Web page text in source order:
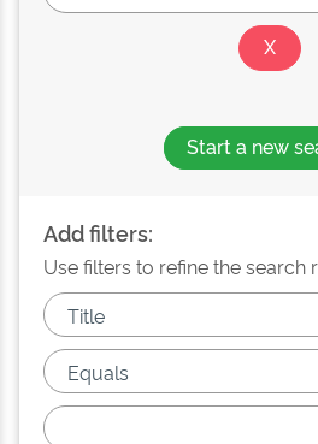
Start a new
Add filters:
Use filters to refine the search